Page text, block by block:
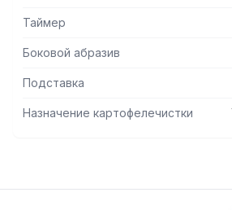
Таймер
Боковой абразив
Подставка
Назначение картофелечистки